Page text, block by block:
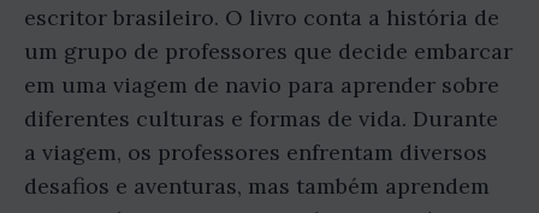
escritor brasileiro. O livro conta a história de
um grupo de professores que decide embarcar
em uma viagem de navio para aprender sobre
diferentes culturas e formas de vida. Durante
a viagem, os professores enfrentam diversos
desafios e aventuras, mas também aprendem